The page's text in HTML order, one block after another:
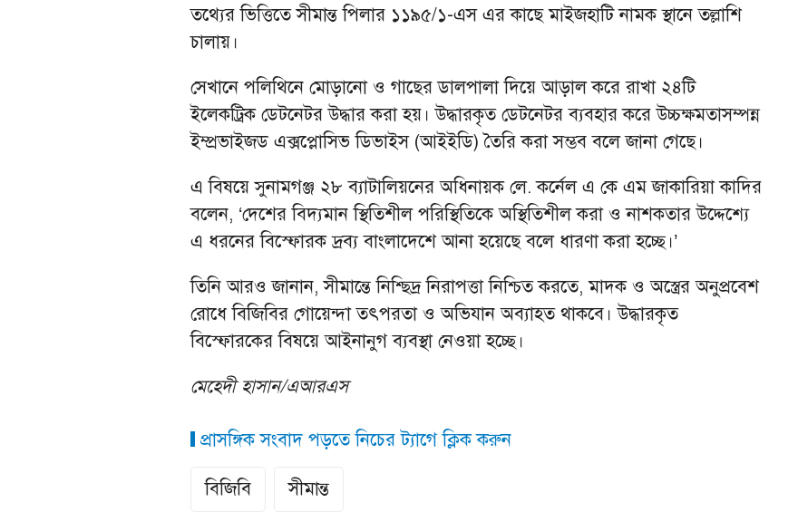
তথ্যের ভিত্তিতে সীমান্ত পিলার ১১৯৫/১-এস এর কাছে মাইজহাটি নামক স্থানে তল্লাশি
চালায়।
সেখানে পলিথিনে মোড়ানো ও গাছের ডালপালা দিয়ে আড়াল করে রাখা ২৪টি
ইলেকট্রিক ডেটনেটর উদ্ধার করা হয়। উদ্ধারকৃত ডেটনেটর ব্যবহার করে উচ্চক্ষমতাসম্পন্ন
ইম্প্রভাইজড এক্সপ্লোসিভ ডিভাইস (আইইডি) তৈরি করা সম্ভব বলে জানা গেছে।
এ বিষয়ে সুনামগঞ্জ ২৮ ব্যাটালিয়নের অধিনায়ক লে. কর্নেল এ কে এম জাকারিয়া কাদির
বলেন, ‘দেশের বিদ্যমান স্থিতিশীল পরিস্থিতিকে অস্থিতিশীল করা ও নাশকতার উদ্দেশ্যে
এ ধরনের বিস্ফোরক দ্রব্য বাংলাদেশে আনা হয়েছে বলে ধারণা করা হচ্ছে।’
তিনি আরও জানান, সীমান্তে নিশ্ছিদ্র নিরাপত্তা নিশ্চিত করতে, মাদক ও অস্ত্রের অনুপ্রবেশ
রোধে বিজিবির গোয়েন্দা তৎপরতা ও অভিযান অব্যাহত থাকবে। উদ্ধারকৃত
বিস্ফোরকের বিষয়ে আইনানুগ ব্যবস্থা নেওয়া হচ্ছে।
মেহেদী হাসান/এআরএস
প্রাসঙ্গিক সংবাদ পড়তে নিচের ট্যাগে ক্লিক করুন
বিজিবি সীমান্ত